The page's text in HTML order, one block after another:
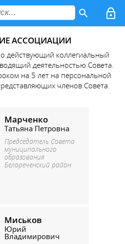
АССОЦИАЦИИ
действующий коллегиальный
деятельностью Совета.
на 5 лет на персональной
членов Совета.
Марченко
Татьяна Петровна
Председатель Совета
муниципального
образования
Белореченский район
Миськов
Юрий
Владимирович